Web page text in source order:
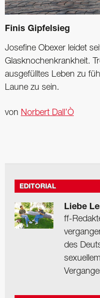
Finis Gipfelsieg
Josefine Obexer leidet
Glasknochenkrankheit.
ausgefülltes Leben zu
Laune zu sein.
von Norbert Dall’Ò
EDITORIAL
Liebe
ff-
des